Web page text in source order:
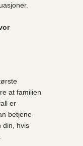
at familien
er
betjene
din, hvis